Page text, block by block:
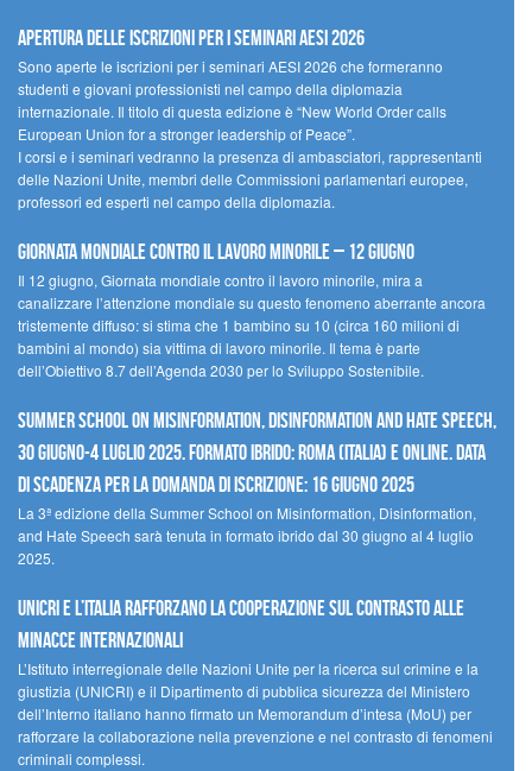
Apertura delle iscrizioni per i seminari AESI 2026
Sono aperte le iscrizioni per i seminari AESI 2026 che formeranno
studenti e giovani professionisti nel campo della diplomazia
internazionale. Il titolo di questa edizione è “New World Order calls
European Union for a stronger leadership of Peace”.
I corsi e i seminari vedranno la presenza di ambasciatori, rappresentanti
delle Nazioni Unite, membri delle Commissioni parlamentari europee,
professori ed esperti nel campo della diplomazia.
Giornata mondiale contro il lavoro minorile – 12 giugno
Il 12 giugno, Giornata mondiale contro il lavoro minorile, mira a
canalizzare l’attenzione mondiale su questo fenomeno aberrante ancora
tristemente diffuso: si stima che 1 bambino su 10 (circa 160 milioni di
bambini al mondo) sia vittima di lavoro minorile. Il tema è parte
dell’Obiettivo 8.7 dell’Agenda 2030 per lo Sviluppo Sostenibile.
Summer School on Misinformation, Disinformation and Hate Speech,
30 giugno-4 luglio 2025. Formato ibrido: Roma (Italia) e online. Data
di scadenza per la domanda di iscrizione: 16 giugno 2025
La 3ª edizione della Summer School on Misinformation, Disinformation,
and Hate Speech sarà tenuta in formato ibrido dal 30 giugno al 4 luglio
2025.
UNICRI e l’Italia rafforzano la cooperazione sul contrasto alle
minacce internazionali
L’Istituto interregionale delle Nazioni Unite per la ricerca sul crimine e la
giustizia (UNICRI) e il Dipartimento di pubblica sicurezza del Ministero
dell’Interno italiano hanno firmato un Memorandum d’intesa (MoU) per
rafforzare la collaborazione nella prevenzione e nel contrasto di fenomeni
criminali complessi.